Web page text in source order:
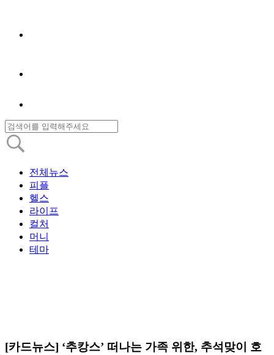
전체뉴스
피플
헬스
라이프
컬처
머니
테마
[카드뉴스] ‘추캉스’ 떠나는 가족 위한, 추석맞이 호